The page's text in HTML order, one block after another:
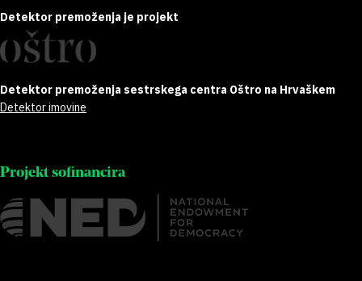
Detektor premoženja je projekt
Detektor premoženja sestrskega centra Oštro na Hrvaškem
Detektor imovine
Projekt sofinancira